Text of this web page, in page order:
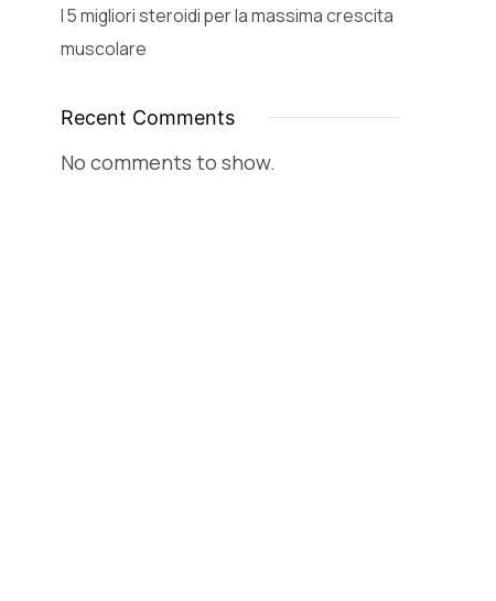
I 5 migliori steroidi per la massima crescita
muscolare
Recent Comments
No comments to show.